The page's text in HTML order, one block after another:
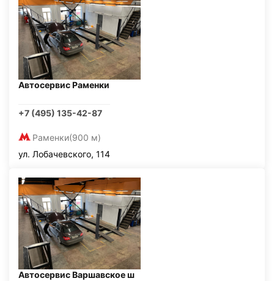
Автосервис Раменки
+7 (495) 135-42-87
Раменки(900 м)
ул. Лобачевского, 114
Автосервис Варшавское ш